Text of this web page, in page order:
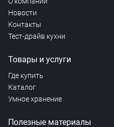
Новости
Контакты
Тест-драйв кухни
Товары и услуги
Где купить
Каталог
Умное хранение
Полезные материалы